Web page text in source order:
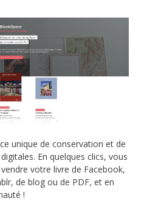
unique de conservation et de
En quelques clics, vous
votre livre de Facebook,
de blog ou de PDF, et en
!